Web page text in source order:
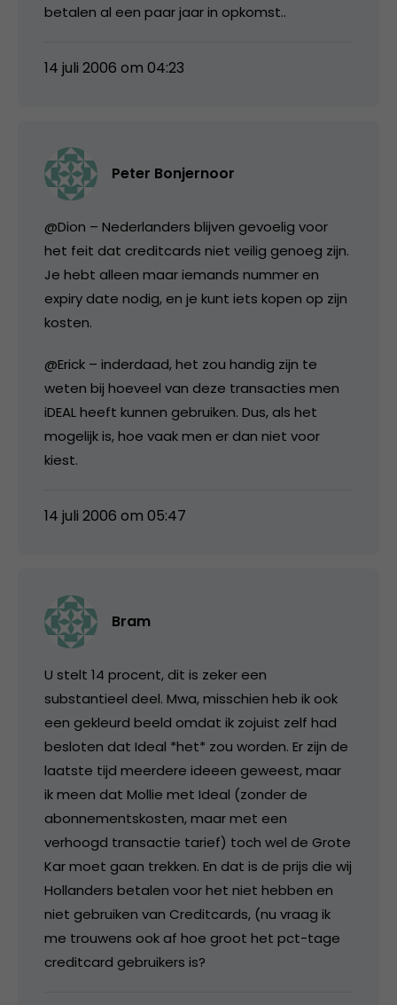
betalen al een paar jaar in opkomst..
14 juli 2006 om 04:23
Peter Bonjernoor
@Dion – Nederlanders blijven gevoelig voor
het feit dat creditcards niet veilig genoeg zijn.
Je hebt alleen maar iemands nummer en
expiry date nodig, en je kunt iets kopen op zijn
kosten.
@Erick – inderdaad, het zou handig zijn te
weten bij hoeveel van deze transacties men
iDEAL heeft kunnen gebruiken. Dus, als het
mogelijk is, hoe vaak men er dan niet voor
kiest.
14 juli 2006 om 05:47
Bram
U stelt 14 procent, dit is zeker een
substantieel deel. Mwa, misschien heb ik ook
een gekleurd beeld omdat ik zojuist zelf had
besloten dat Ideal *het* zou worden. Er zijn de
laatste tijd meerdere ideeen geweest, maar
ik meen dat Mollie met Ideal (zonder de
abonnementskosten, maar met een
verhoogd transactie tarief) toch wel de Grote
Kar moet gaan trekken. En dat is de prijs die wij
Hollanders betalen voor het niet hebben en
niet gebruiken van Creditcards, (nu vraag ik
me trouwens ook af hoe groot het pct-tage
creditcard gebruikers is?